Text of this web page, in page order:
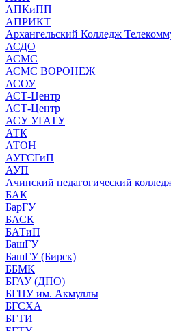
АПКиПП
АПРИКТ
Архангельский Колледж
АСДО
АСМС
АСМС ВОРОНЕЖ
АСОУ
АСТ-Центр
АСТ-Центр
АСУ УГАТУ
АТК
АТОН
АУГСГиП
АУП
Ачинский педагогический
БАК
БарГУ
БАСК
БАТиП
БашГУ
БашГУ (Бирск)
ББМК
БГАУ (ДПО)
БГПУ им. Акмуллы
БГСХА
БГТИ